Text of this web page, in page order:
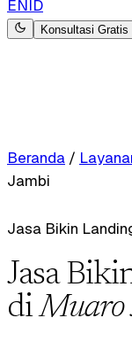
ENID
Konsultasi Gratis
Beranda /
Jambi
Jasa Bikin
Jasa
diMuaro